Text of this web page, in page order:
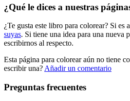
Mandalas
Música e instrumentos musicales
Peluches y caballos
Primavera y pascua
Transporte
¿Qué le dices a nuestras
¿Te gusta este libro para colorear? Si es
suyas. Si tiene una idea para una nueva
escribirnos al respecto.
Esta página para colorear aún no tiene
escribir una? Añadir un comentario
Preguntas frecuentes